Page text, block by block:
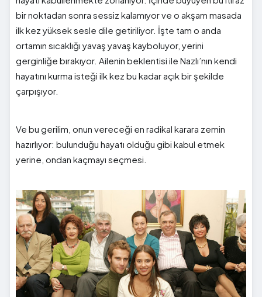
bir noktadan sonra sessiz kalamıyor ve o akşam masada
ilk kez yüksek sesle dile getiriliyor. İşte tam o anda
ortamın sıcaklığı yavaş yavaş kayboluyor, yerini
gerginliğe bırakıyor. Ailenin beklentisi ile Nazlı’nın kendi
hayatını kurma isteği ilk kez bu kadar açık bir şekilde
çarpışıyor.
Ve bu gerilim, onun vereceği en radikal karara zemin
hazırlıyor: bulunduğu hayatı olduğu gibi kabul etmek
yerine, ondan kaçmayı seçmesi.